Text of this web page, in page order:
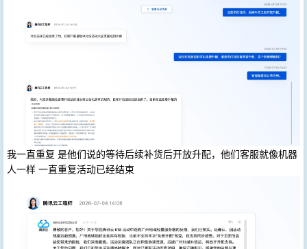
我一直重复 是他们说的等待后续补货后开放升配，他们客服就像机器
人一样 一直重复活动已经结束